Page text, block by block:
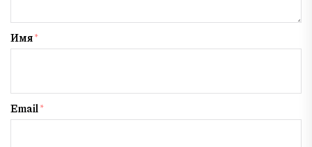
Имя*
Email*